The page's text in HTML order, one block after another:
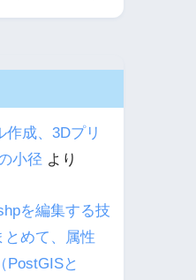
作成、3Dプリ
小径 より
を編集する技
とめて、属性
PostGISと